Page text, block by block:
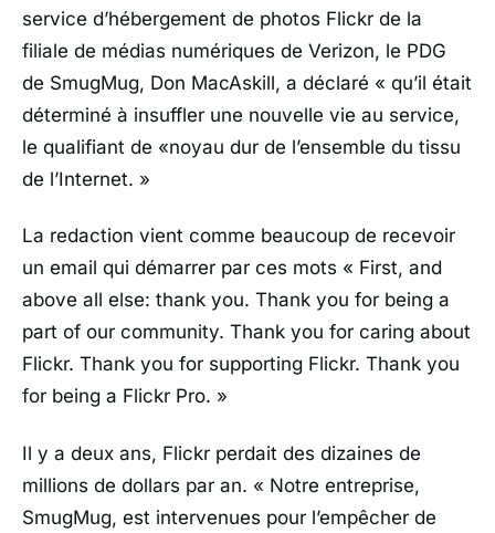
service d’hébergement de photos Flickr de la
filiale de médias numériques de Verizon, le PDG
de SmugMug, Don MacAskill, a déclaré « qu’il était
déterminé à insuffler une nouvelle vie au service,
le qualifiant de «noyau dur de l’ensemble du tissu
de l’Internet. »
La redaction vient comme beaucoup de recevoir
un email qui démarrer par ces mots « First, and
above all else: thank you. Thank you for being a
part of our community. Thank you for caring about
Flickr. Thank you for supporting Flickr. Thank you
for being a Flickr Pro. »
Il y a deux ans, Flickr perdait des dizaines de
millions de dollars par an. « Notre entreprise,
SmugMug, est intervenues pour l’empêcher de